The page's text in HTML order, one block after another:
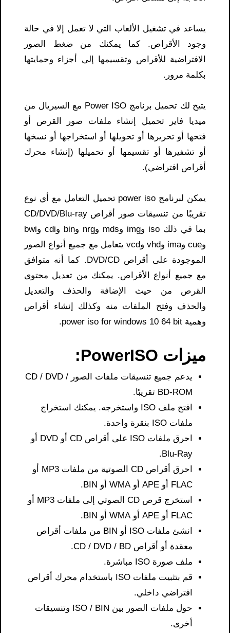
يساعد في تشغيل الألعاب التي لا تعمل إلا في حالة
وجود الأقراص. كما يمكنك من ضغط الصور
الافتراضية للأقراص وتقسيمها إلى أجزاء وحمايتها
بكلمة مرور.
يتيح لك تحميل برنامج Power ISO مع السيريال من
ميديا فاير
تحميل إنشاء ملفات صور القرص أو
فتحها أو تحريرها أو تحويلها أو استخراجها أو نسخها
أو تشفيرها أو تقسيمها أو تحميلها (إنشاء محرك
أقراص افتراضي).
يمكن لبرنامج power iso تحميل
التعامل مع أي نوع
تقريبًا من تنسيقات صور أقراص CD/DVD/Blu-ray
بما في ذلك iso وimg وmds وnrg وbin وcdi وbwi
وcue وima وvhd وvcd يتعامل مع جميع أنواع الصور
الموجودة على أقراص DVD/CD. كما أنه متوافق
مع جميع أنواع الأقراص. يمكنك من تعديل محتوى
القرص من حيث الإضافة والحذف والتعديل
والحذف وفتح الملفات منه وكذلك إنشاء أقراص
وهمية power iso for windows 10 64 bit.
ميزات PowerISO:
يدعم جميع تنسيقات ملفات الصور CD / DVD /
BD-ROM تقريبًا.
افتح ملف ISO واستخرجه. يمكنك استخراج
ملفات ISO بنقرة واحدة.
احرق ملفات ISO على أقراص CD أو DVD أو
Blu-Ray.
احرق أقراص CD الصوتية من ملفات MP3 أو
FLAC أو APE أو WMA أو BIN.
استخرج قرص CD الصوتي إلى ملفات MP3 أو
FLAC أو APE أو WMA أو BIN.
انشئ ملفات ISO أو BIN من ملفات أقراص
معقدة أو أقراص CD / DVD / BD.
ملف صورة ISO مباشرة.
قم بتثبيت ملفات ISO باستخدام محرك أقراص
افتراضي داخلي.
حول ملفات الصور بين ISO / BIN وتنسيقات
أخرى.